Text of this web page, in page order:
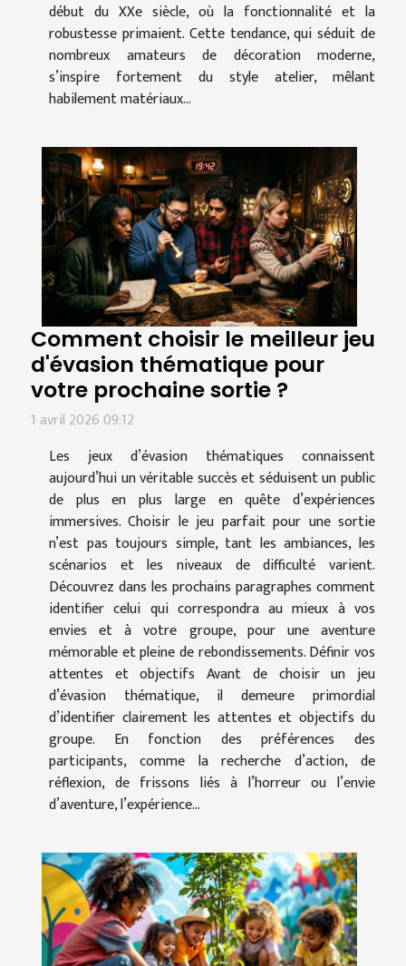
début du XXe siècle, où la fonctionnalité et la
robustesse primaient. Cette tendance, qui séduit de
nombreux amateurs de décoration moderne,
s’inspire fortement du style atelier, mêlant
habilement matériaux...
Comment choisir le meilleur jeu
d'évasion thématique pour
votre prochaine sortie ?
1 avril 2026 09:12
Les jeux d’évasion thématiques connaissent
aujourd’hui un véritable succès et séduisent un public
de plus en plus large en quête d’expériences
immersives. Choisir le jeu parfait pour une sortie
n’est pas toujours simple, tant les ambiances, les
scénarios et les niveaux de difficulté varient.
Découvrez dans les prochains paragraphes comment
identifier celui qui correspondra au mieux à vos
envies et à votre groupe, pour une aventure
mémorable et pleine de rebondissements. Définir vos
attentes et objectifs Avant de choisir un jeu
d’évasion thématique, il demeure primordial
d’identifier clairement les attentes et objectifs du
groupe. En fonction des préférences des
participants, comme la recherche d’action, de
réflexion, de frissons liés à l’horreur ou l’envie
d’aventure, l’expérience...